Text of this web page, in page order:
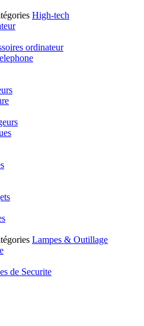
High-tech
ordinateur
Lampes & Outillage
de Securite